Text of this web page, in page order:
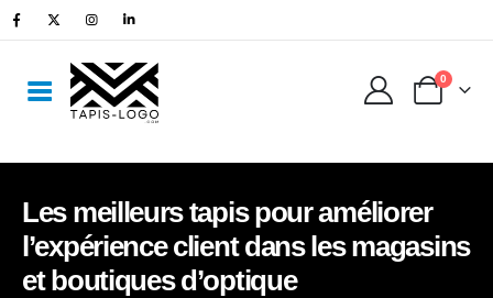
0
Les meilleurs tapis pour améliorer
l’expérience client dans les magasins
et boutiques d’optique